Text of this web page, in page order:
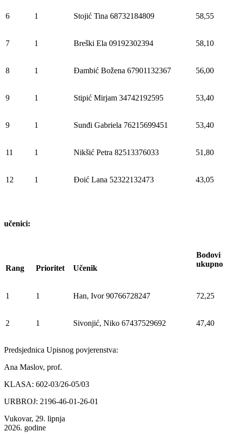
6 1 Stojić Tina 68732184809 58,55
7 1 Breški Ela 09192302394 58,10
8 1 Đambić Božena 67901132367 56,00
9 1 Stipić Mirjam 34742192595 53,40
9 1 Sunđi Gabriela 76215699451 53,40
11 1 Nikšić Petra 82513376033 51,80
12 1 Đoić Lana 52322132473 43,05
učenici:
Rang Prioritet Učenik
Bodovi
ukupno
1 1 Han, Ivor 90766728247 72,25
2 1 Sivonjić, Niko 67437529692 47,40
Predsjednica Upisnog povjerenstva:
Ana Maslov, prof.
KLASA: 602-03/26-05/03
URBROJ: 2196-46-01-26-01
Vukovar, 29. lipnja
2026. godine